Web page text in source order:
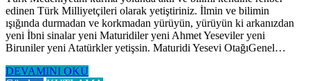
edinen Türk Milliyetçileri olarak yetiştiriniz. İlmin ve bilimin
ışığında durmadan ve korkmadan yürüyün, yürüyün ki arkanızdan
yeni İbni sinalar yeni Maturidiler yeni Ahmet Yeseviler yeni
Biruniler yeni Atatürkler yetişsin. Maturidi Yesevi OtağıGenel…
DEVAMINI OKU